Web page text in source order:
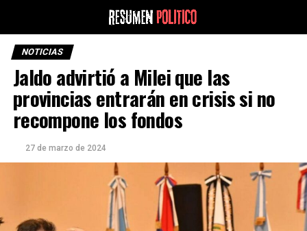
NOTICIAS
Jaldo advirtió a Milei que las
provincias entrarán en crisis si no
recompone los fondos
27 de marzo de 2024